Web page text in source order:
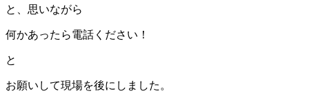
と、思いながら
何かあったら電話ください！
と
お願いして現場を後にしました。